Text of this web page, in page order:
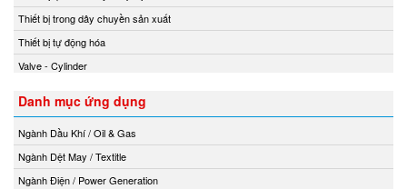
Thiết bị trong dây chuyền sản xuất
Thiết bị tự động hóa
Valve - Cylinder
Danh mục ứng dụng
Ngành Dầu Khí / Oil & Gas
Ngành Dệt May / Textitle
Ngành Điện / Power Generation